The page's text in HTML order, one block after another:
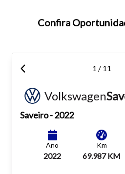
Para aumentar ou diminuir a
Confira
1 / 11
Volkswagen
Saveiro- 2022
Ano
2022
Km
69.987 KM